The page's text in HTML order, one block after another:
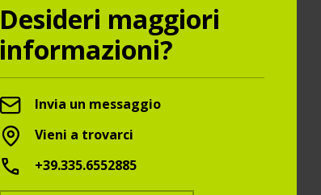
Desideri maggiori
informazioni?
Invia un messaggio
Vieni a trovarci
+39.335.6552885